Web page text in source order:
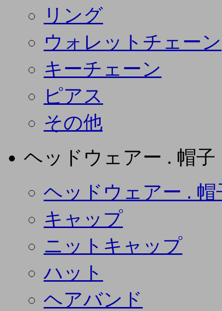
リング
ウォレットチェーン
キーチェーン
ピアス
その他
ヘッドウェアー . 帽子
ヘッドウェアー . 帽
キャップ
ニットキャップ
ハット
ヘアバンド